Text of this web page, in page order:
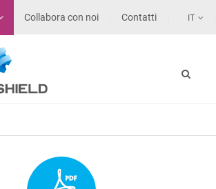
Collabora con noi Contatti IT